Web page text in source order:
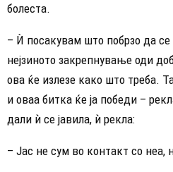
болеста.
– Ѝ посакувам што побрзо да
нејзиното закрепнување оди
ова ќе излезе како што треба.
и оваа битка ќе ја победи –
дали ѝ се јавила, ѝ рекла:
– Јас не сум во контакт со неа,